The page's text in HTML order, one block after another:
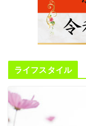
ライフスタイル